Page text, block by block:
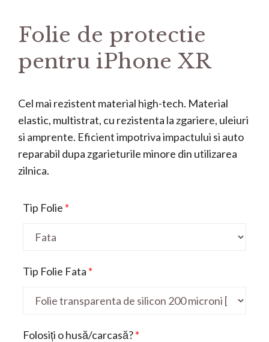
Folie de protectie
pentru iPhone XR
Cel mai rezistent material high-tech. Material
elastic, multistrat, cu rezistenta la zgariere, uleiuri
si amprente. Eficient impotriva impactului si auto
reparabil dupa zgarieturile minore din utilizarea
zilnica.
Tip Folie *
Tip Folie Fata *
Folosiți o husă/carcasă?*